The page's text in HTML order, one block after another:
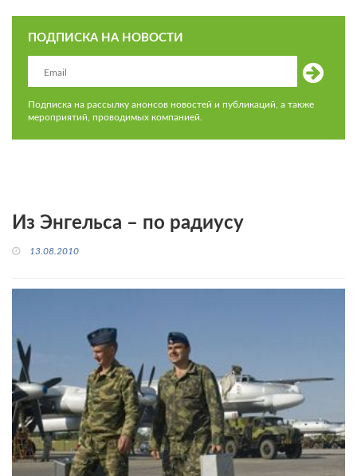
ПОДПИСКА НА НОВОСТИ
Подписка на рассылку анонсов новостей и публикаций, а также
мероприятий, проводимых компанией.
Из Энгельса – по радиусу
13.08.2010